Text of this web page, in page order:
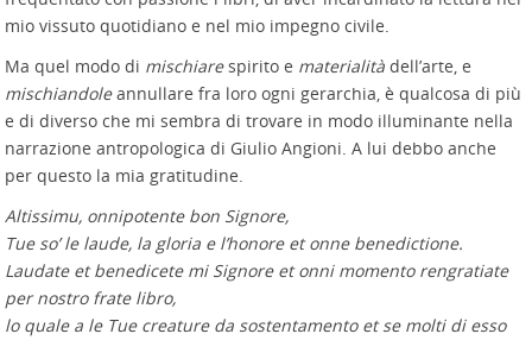
mio vissuto quotidiano e nel mio impegno civile.
Ma quel modo di mischiarespirito e materialità dell’arte, e
mischiandoleannullare fra loro ogni gerarchia, è qualcosa di più
e di diverso che mi sembra di trovare in modo illuminante nella
narrazione antropologica di Giulio Angioni. A lui debbo anche
per questo la mia gratitudine.
Altissimu, onnipotente bon Signore,
Tue so’ le laude, la gloria e l’honore et onne benedictione.
Laudate et benedicete mi Signore et onni momento rengratiate
per nostro frate libro,
lo quale a le Tue creature da sostentamento et se molti di esso